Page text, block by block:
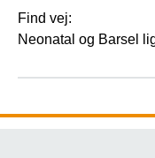
Find vej:
Neonatal og Barsel